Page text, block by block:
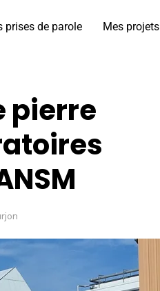
prises de parole Mes projets
pierre